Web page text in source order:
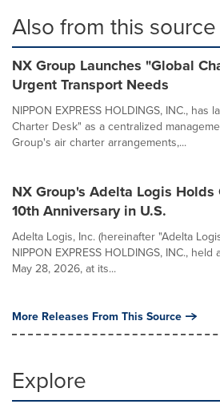
Also from this source
NX Group Launches "Global
Urgent Transport Needs
NIPPON EXPRESS HOLDINGS, INC., has
Charter Desk" as a centralized
Group's air charter arrangements,...
NX Group's Adelta Logis Holds
10th Anniversary in U.S.
Adelta Logis, Inc. (hereinafter "Adelta
NIPPON EXPRESS HOLDINGS, INC.,
May 28, 2026, at its...
More Releases From This Source
Explore